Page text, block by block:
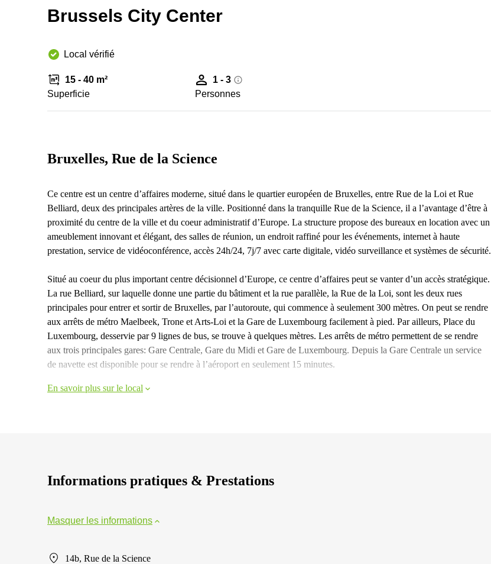
Brussels City Center
Local vérifié
15 - 40 m²
Superficie
1 - 3
Personnes
Bruxelles, Rue de la Science
Ce centre est un centre d’affaires moderne, situé dans le quartier européen de Bruxelles, entre Rue de la Loi et Rue
Belliard, deux des principales artères de la ville. Positionné dans la tranquille Rue de la Science, il a l’avantage d’être à
proximité du centre de la ville et du coeur administratif d’Europe. La structure propose des bureaux en location avec un
ameublement innovant et élégant, des salles de réunion, un endroit raffiné pour les événements, internet à haute
prestation, service de vidéoconférence, accès 24h/24, 7j/7 avec carte digitale, vidéo surveillance et systèmes de sécurité.
Situé au coeur du plus important centre décisionnel d’Europe, ce centre d’affaires peut se vanter d’un accès stratégique.
La rue Belliard, sur laquelle donne une partie du bâtiment et la rue parallèle, la Rue de la Loi, sont les deux rues
principales pour entrer et sortir de Bruxelles, par l’autoroute, qui commence à seulement 300 mètres. On peut se rendre
aux arrêts de métro Maelbeek, Trone et Arts-Loi et la Gare de Luxembourg facilement à pied. Par ailleurs, Place du
Luxembourg, desservie par 9 lignes de bus, se trouve à quelques mètres. Les arrêts de métro permettent de se rendre
aux trois principales gares: Gare Centrale, Gare du Midi et Gare de Luxembourg. Depuis la Gare Centrale un service
de navette est disponible pour se rendre à l’aéroport en seulement 15 minutes.
En savoir plus sur le local
Informations pratiques & Prestations
Masquer les informations
14b, Rue de la Science